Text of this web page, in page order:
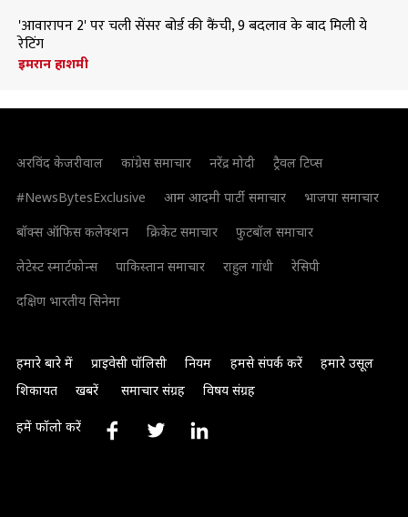
'आवारापन 2' पर चली सेंसर बोर्ड की कैंची, 9 बदलाव के बाद मिली ये
रेटिंग
इमरान हाशमी
अरविंद केजरीवाल कांग्रेस समाचार नरेंद्र मोदी
ट्रैवल टिप्स
#NewsBytesExclusive
आम आदमी पार्टी समाचार
भाजपा समाचार
बॉक्स ऑफिस कलेक्शन
क्रिकेट समाचार
फुटबॉल समाचार
लेटेस्ट स्मार्टफोन्स
पाकिस्तान समाचार राहुल गांधी
रेसिपी
दक्षिण भारतीय सिनेमा
हमारे बारे में प्राइवेसी पॉलिसी नियम हमसे संपर्क करें
हमारे उसूल
शिकायत
खबरें समाचार संग्रह विषय संग्रह
हमें फॉलो करें